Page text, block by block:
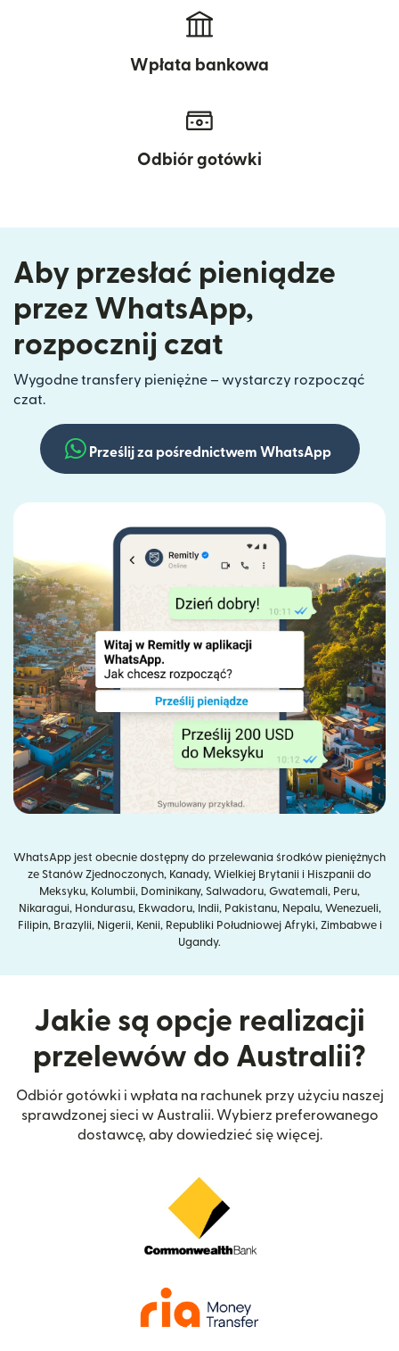
Wpłata bankowa
Odbiór gotówki
Aby przesłać pieniądze
przez WhatsApp,
rozpocznij czat
Wygodne transfery pieniężne – wystarczy rozpocząć
czat.
Prześlij za pośrednictwem WhatsApp
WhatsApp jest obecnie dostępny do przelewania środków pieniężnych
ze Stanów Zjednoczonych, Kanady, Wielkiej Brytanii i Hiszpanii do
Meksyku, Kolumbii, Dominikany, Salwadoru, Gwatemali, Peru,
Nikaragui, Hondurasu, Ekwadoru, Indii, Pakistanu, Nepalu, Wenezueli,
Filipin, Brazylii, Nigerii, Kenii, Republiki Południowej Afryki, Zimbabwe i
Ugandy.
Jakie są opcje realizacji
przelewów do Australii?
Odbiór gotówki i wpłata na rachunek przy użyciu naszej
sprawdzonej sieci w Australii. Wybierz preferowanego
dostawcę, aby dowiedzieć się więcej.